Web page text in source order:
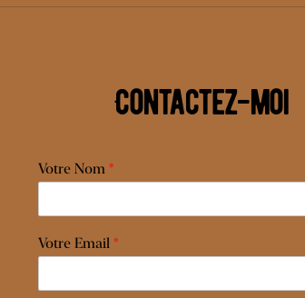
Contactez-moi
Votre Nom *
Votre Email *